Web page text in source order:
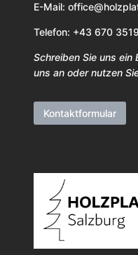
E-Mail:
Telefon: +43 670
Schreiben Sie uns ein
uns an oder nutzen
Kontaktformular